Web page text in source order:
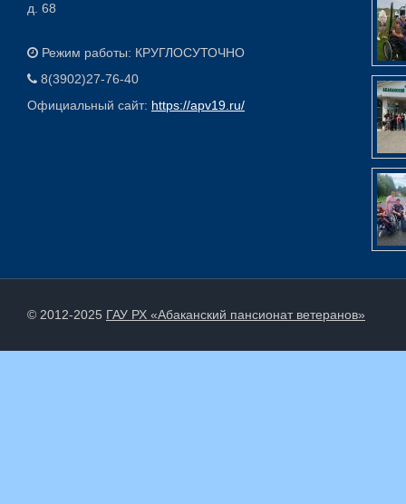
д. 68
Режим работы: КРУГЛОСУТОЧНО
8(3902)27-76-40
Официальный сайт: https://apv19.ru/
© 2012-2025 ГАУ РХ «Абаканский пансионат ветеранов»